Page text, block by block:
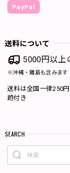
PayPal
送料について
5000円以上
※沖縄・離島も含みます
送料は全国一律250
跡付き
SEARCH